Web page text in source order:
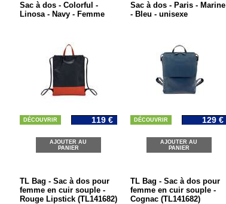
Sac à dos - Colorful -
Linosa - Navy - Femme
DÉCOUVRIR 119 €
AJOUTER AU
PANIER
Sac à dos - Paris - Marine
- Bleu - unisexe
DÉCOUVRIR 129 €
AJOUTER AU
PANIER
TL Bag - Sac à dos pour
femme en cuir souple -
Rouge Lipstick (TL141682)
TL Bag - Sac à dos pour
femme en cuir souple -
Cognac (TL141682)